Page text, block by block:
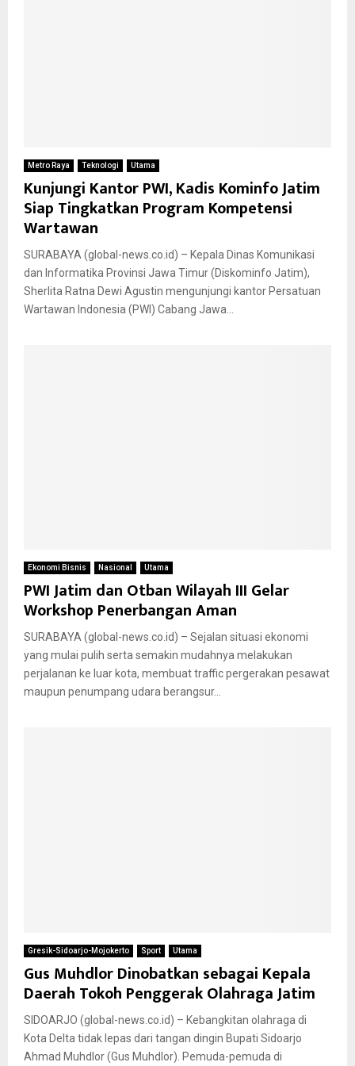
Metro Raya Teknologi Utama
Kunjungi Kantor PWI, Kadis Kominfo Jatim
Siap Tingkatkan Program Kompetensi
Wartawan
SURABAYA (global-news.co.id) – Kepala Dinas Komunikasi
dan Informatika Provinsi Jawa Timur (Diskominfo Jatim),
Sherlita Ratna Dewi Agustin mengunjungi kantor Persatuan
Wartawan Indonesia (PWI) Cabang Jawa...
Ekonomi Bisnis Nasional Utama
PWI Jatim dan Otban Wilayah III Gelar
Workshop Penerbangan Aman
SURABAYA (global-news.co.id) – Sejalan situasi ekonomi
yang mulai pulih serta semakin mudahnya melakukan
perjalanan ke luar kota, membuat traffic pergerakan pesawat
maupun penumpang udara berangsur...
Gresik-Sidoarjo-Mojokerto Sport Utama
Gus Muhdlor Dinobatkan sebagai Kepala
Daerah Tokoh Penggerak Olahraga Jatim
SIDOARJO (global-news.co.id) – Kebangkitan olahraga di
Kota Delta tidak lepas dari tangan dingin Bupati Sidoarjo
Ahmad Muhdlor (Gus Muhdlor). Pemuda-pemuda di